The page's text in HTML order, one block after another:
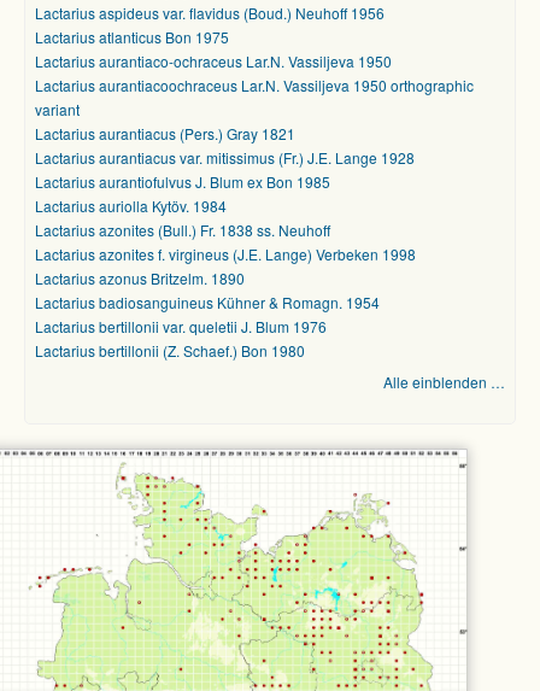
Lactarius aspideus var. flavidus (Boud.) Neuhoff 1956
Lactarius atlanticus Bon 1975
Lactarius aurantiaco-ochraceus Lar.N. Vassiljeva 1950
Lactarius aurantiacoochraceus Lar.N. Vassiljeva 1950 orthographic
variant
Lactarius aurantiacus (Pers.) Gray 1821
Lactarius aurantiacus var. mitissimus (Fr.) J.E. Lange 1928
Lactarius aurantiofulvus J. Blum ex Bon 1985
Lactarius auriolla Kytöv. 1984
Lactarius azonites (Bull.) Fr. 1838 ss. Neuhoff
Lactarius azonites f. virgineus (J.E. Lange) Verbeken 1998
Lactarius azonus Britzelm. 1890
Lactarius badiosanguineus Kühner & Romagn. 1954
Lactarius bertillonii var. queletii J. Blum 1976
Lactarius bertillonii (Z. Schaef.) Bon 1980
Alle einblenden …